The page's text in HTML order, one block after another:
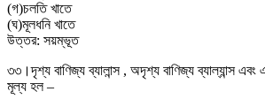
(গ)চলতি খাতে
(ঘ)মূলধনি খাতে
উত্তর: সয়ম্ভূত
৩৩।দৃশ্য বাণিজ্য ব্যালান্স , অদৃশ্য বাণিজ্য ব্যাল্যান্স
মূল্য হল –